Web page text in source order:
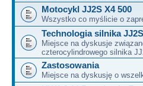
Motocykl JJ2S X4 500
Wszystko co myślicie o
Technologia silnika
Miejsce na dyskusje
czterocylindrowego silnika
Zastosowania
Miejsce na dyskusję o